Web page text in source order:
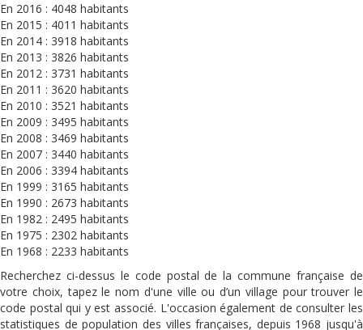
En 2016 : 4048 habitants
En 2015 : 4011 habitants
En 2014 : 3918 habitants
En 2013 : 3826 habitants
En 2012 : 3731 habitants
En 2011 : 3620 habitants
En 2010 : 3521 habitants
En 2009 : 3495 habitants
En 2008 : 3469 habitants
En 2007 : 3440 habitants
En 2006 : 3394 habitants
En 1999 : 3165 habitants
En 1990 : 2673 habitants
En 1982 : 2495 habitants
En 1975 : 2302 habitants
En 1968 : 2233 habitants
Recherchez ci-dessus le code postal de la commune française de
votre choix, tapez le nom d'une ville ou d’un village pour trouver le
code postal qui y est associé. L'occasion également de consulter les
statistiques de population des villes françaises, depuis 1968 jusqu'à